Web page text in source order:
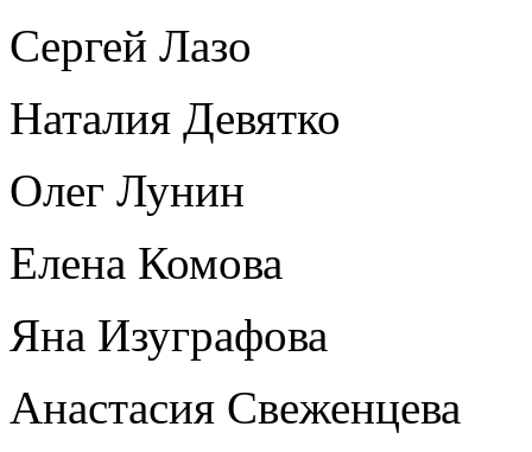
Сергей Лазо
Наталия Девятко
Олег Лунин
Елена Комова
Яна Изуграфова
Анастасия Свеженцева